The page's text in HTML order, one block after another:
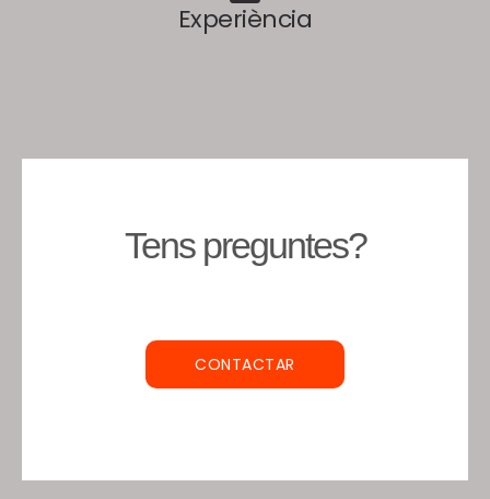
Experiència
Tens preguntes?
CONTACTAR